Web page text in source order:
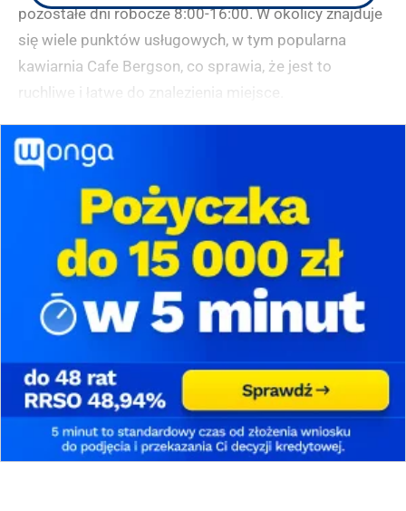
pozostałe dni robocze 8:00-16:00. W okolicy znajduje
się wiele punktów usługowych, w tym popularna
kawiarnia Cafe Bergson, co sprawia, że jest to
ruchliwe i łatwe do znalezienia miejsce.
(zgłoś, jeśli ten opis wprowadza w błąd)